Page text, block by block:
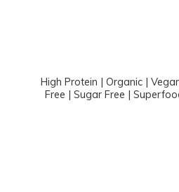
High Protein | Organic |
Free | Sugar Free |